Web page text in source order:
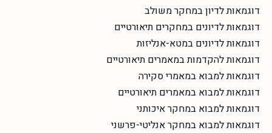
דוגמאות לדיון במחקר משולב
דוגמאות לדיונים במחקרים תיאורטיים
דוגמאות לדיונים במטא-אנליזות
דוגמאות להקדמות במאמרים תיאורטיים
דוגמאות למבוא במאמרי סקירה
דוגמאות למבוא במאמרים תיאורטיים
דוגמאות למבוא במחקר איכותני
דוגמאות למבוא במחקר אנליטי-פרשני